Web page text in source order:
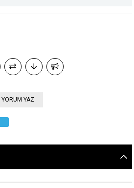
YORUM YAZ